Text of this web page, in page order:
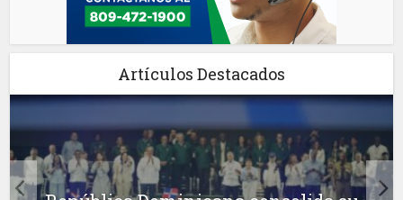
Artículos Destacados